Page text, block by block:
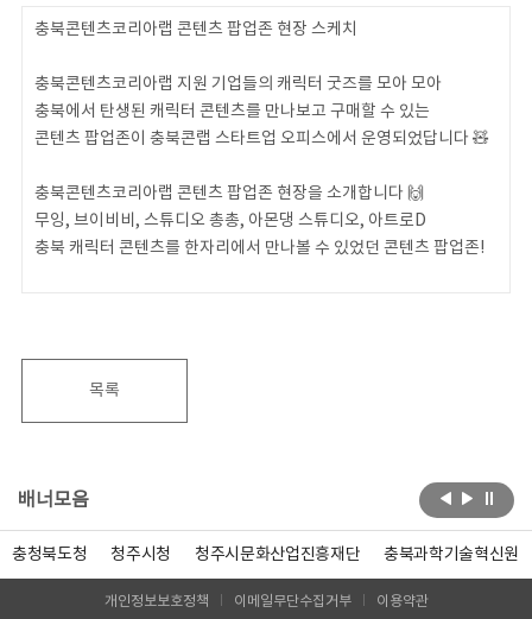
충북콘텐츠코리아랩 콘텐츠 팝업존 현장 스케치
충북콘텐츠코리아랩 지원 기업들의 캐릭터 굿즈를 모아 모아
충북에서 탄생된 캐릭터 콘텐츠를 만나보고 구매할 수 있는
콘텐츠 팝업존이 충북콘랩 스타트업 오피스에서 운영되었답니다 🧸
충북콘텐츠코리아랩 콘텐츠 팝업존 현장을 소개합니다 🙌
무잉, 브이비비, 스튜디오 총총, 아몬댕 스튜디오, 아트로D
충북 캐릭터 콘텐츠를 한자리에서 만나볼 수 있었던 콘텐츠 팝업존!
목록
배너모음
충청북도청 청주시청 청주시문화산업진흥재단 충북과학기술혁신원
개인정보보호정책 이메일무단수집거부 이용약관